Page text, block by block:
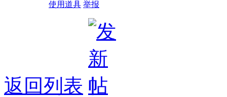
使用道具 举报
返回列表